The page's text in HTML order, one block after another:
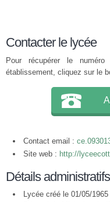
Contacter le lycée
Pour récupérer le
établissement, cliquez sur le
Contact email :
Site web : http://
Détails
Lycée créé le 01/05/1965